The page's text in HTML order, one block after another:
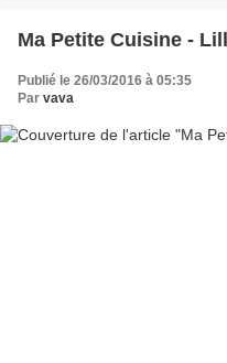
Ma Petite Cuisine -
Publié le 26/03/2016 à 05:35
Par vava